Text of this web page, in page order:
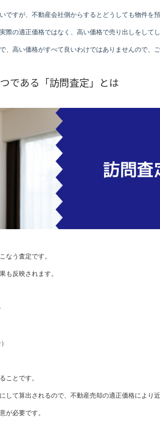
すが、不動産会社側からするとどうしても物件を
際の適正価格ではなく、高い価格で売り出しをして
高い価格がすべて良いわけではありませんので、ご
である「訪問査定」とは
なう査定です。
も反映されます。
ことです。
て算出されるので、不動産売却の適正価格により
が必要です。